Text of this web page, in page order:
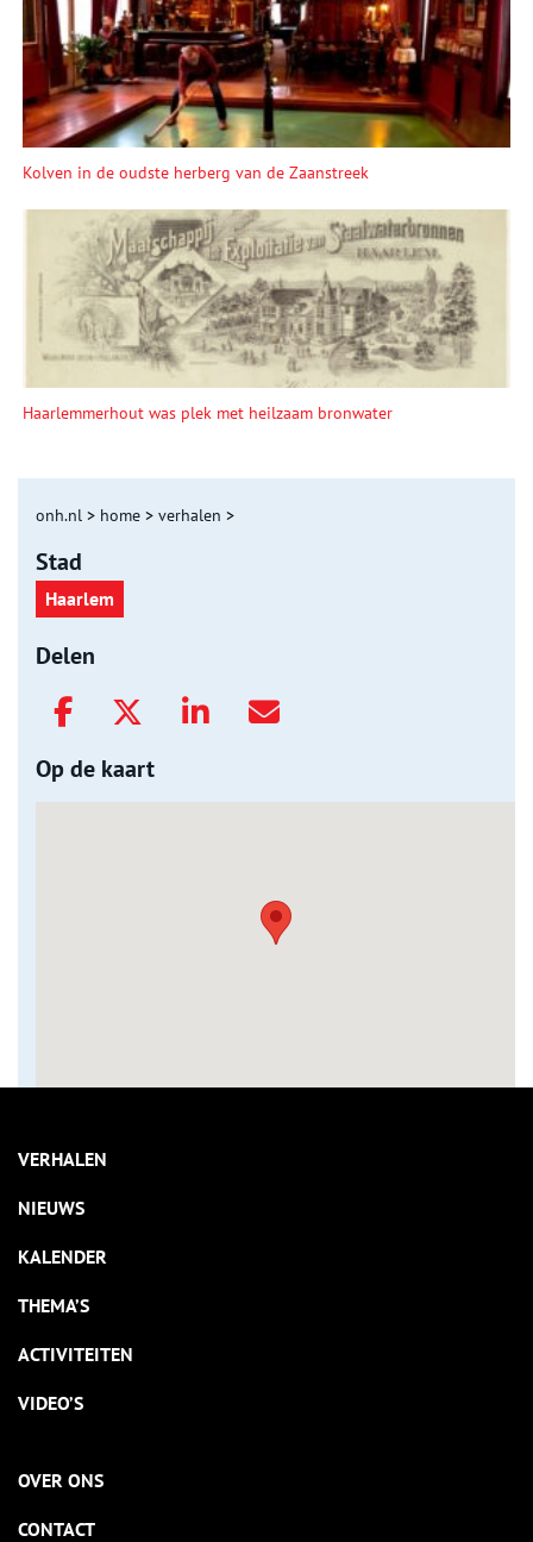
Kolven in de oudste herberg van de Zaanstreek
Haarlemmerhout was plek met heilzaam bronwater
onh.nl > home > verhalen >
Stad
Haarlem
Delen
Op de kaart
VERHALEN
NIEUWS
KALENDER
THEMA’S
ACTIVITEITEN
VIDEO’S
OVER ONS
CONTACT